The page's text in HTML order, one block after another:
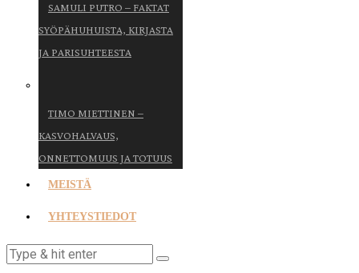
SAMULI PUTRO – FAKTAT
SYÖPÄHUHUISTA, KIRJASTA
JA PARISUHTEESTA
TIMO MIETTINEN –
KASVOHALVAUS,
ONNETTOMUUS JA TOTUUS
MEISTÄ
YHTEYSTIEDOT